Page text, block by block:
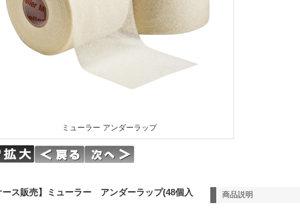
ミューラー アンダーラップ
商品説明
ース販売】ミューラー アンダーラップ(48個入